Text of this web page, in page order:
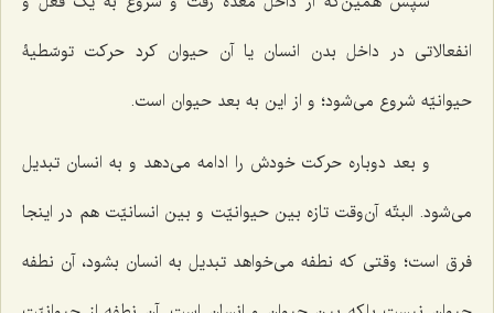
انفعالاتی در داخل بدن انسان یا آن حیوان کرد حرکت توسّطیۀ
حیوانیّه شروع می‌شود؛ و از این به بعد حیوان است.
و بعد دوباره حرکت خودش را ادامه می‌دهد و به انسان تبدیل
می‌شود. البتّه آن‌وقت تازه بین حیوانیّت و بین انسانیّت هم در اینجا
فرق است؛ وقتی که نطفه می‌خواهد تبدیل به انسان بشود، آن نطفه